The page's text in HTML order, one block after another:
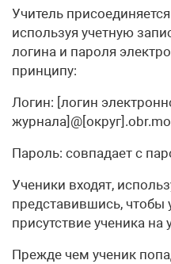
Учитель
используя учетную
логина и пароля
принципу:
Логин: [логин
Пароль: совпадает с
Ученики входят,
представившись, чтобы
присутствие ученика на
Прежде чем ученик